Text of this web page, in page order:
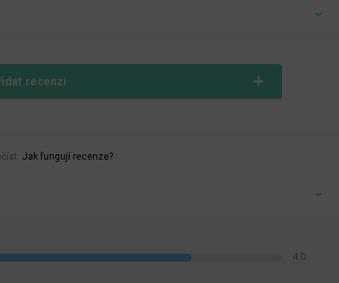
recenzi
Jak fungují recenze?
4.0